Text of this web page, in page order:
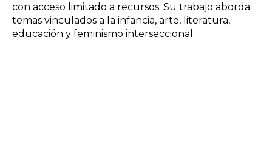
con acceso limitado a recursos. Su trabajo aborda
temas vinculados a la infancia, arte, literatura,
educación y feminismo interseccional.